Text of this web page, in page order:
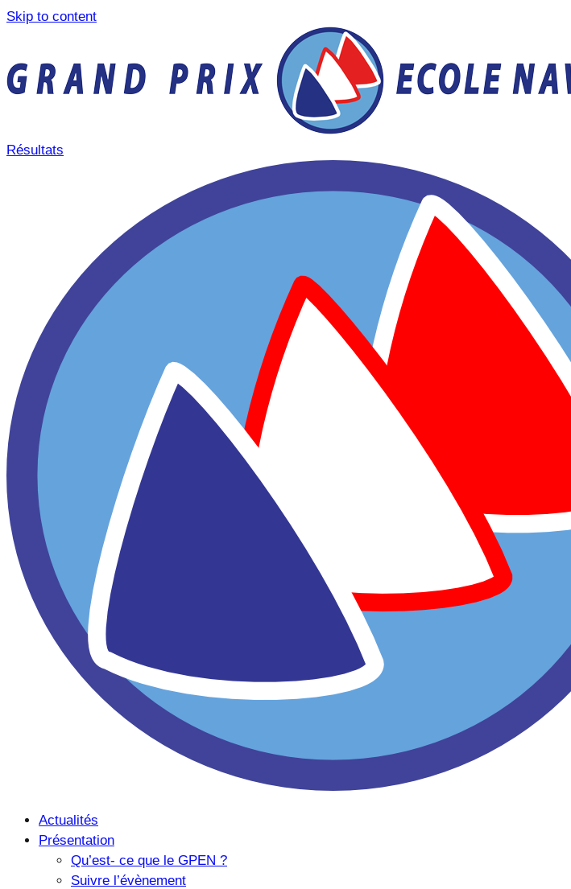
Skip to content
Résultats
Actualités
Présentation
Qu’est- ce que le GPEN ?
Suivre l’évènement